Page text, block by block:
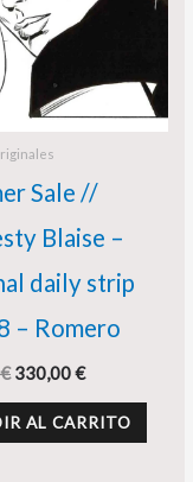
Sale //
Blaise –
daily strip
– Romero
€ 330,00€
AL CARRITO